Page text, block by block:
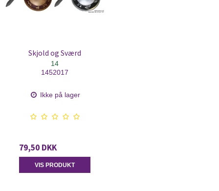
Skjold og Sværd
14
1452017
Ikke på lager
79,50 DKK
VIS PRODUKT